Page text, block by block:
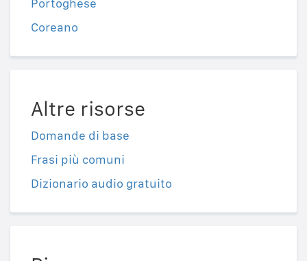
Portoghese
Coreano
Altre risorse
Domande di base
Frasi più comuni
Dizionario audio gratuito